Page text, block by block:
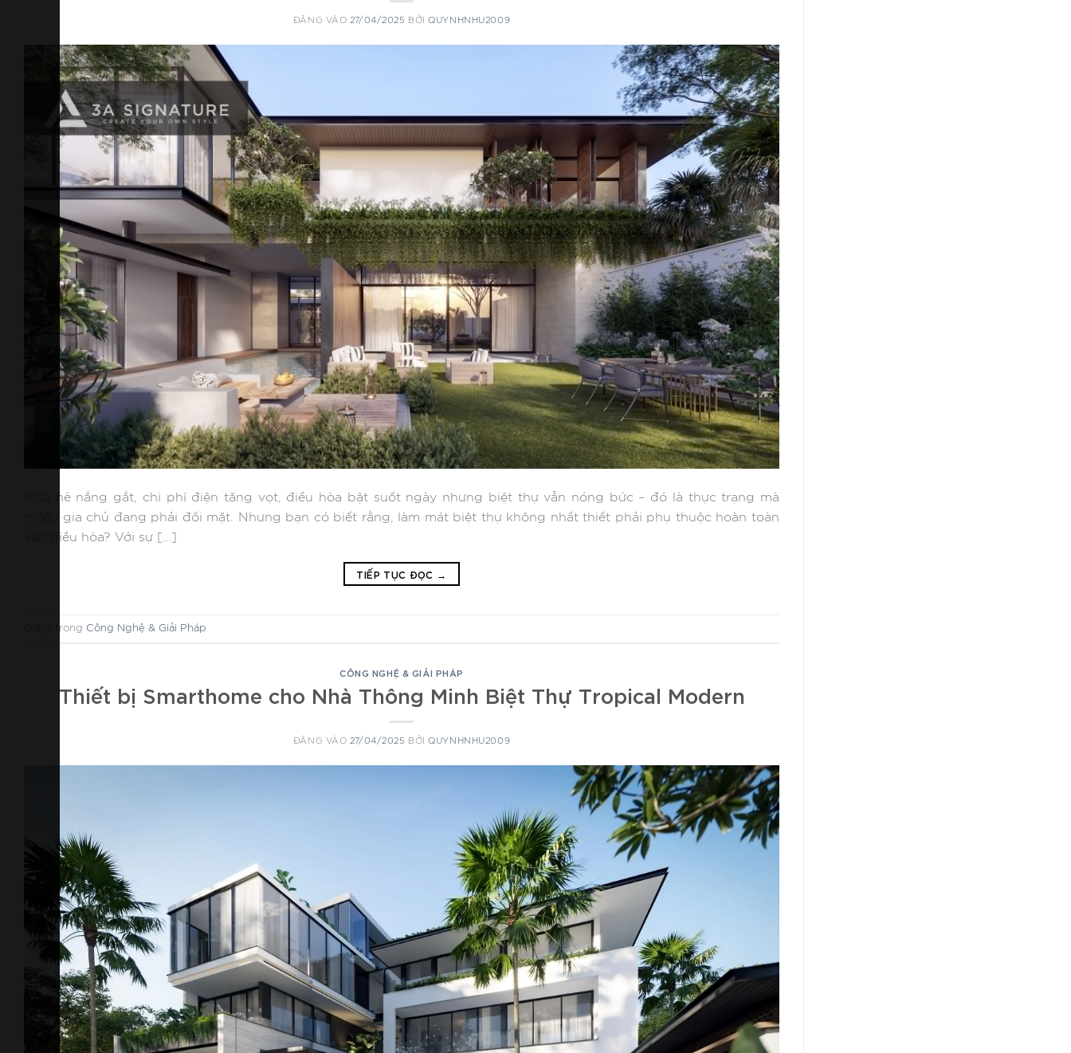
ĐĂNG VÀO 27/04/2025 BỞIQUYNHNHU2009
Mùa hè nắng gắt, chi phí điện tăng vọt, điều hòa bật suốt ngày nhưng biệt thự vẫn nóng bức – đó là thực trạng mà
nhiều gia chủ đang phải đối mặt. Nhưng bạn có biết rằng, làm mát biệt thự không nhất thiết phải phụ thuộc hoàn toàn
vào điều hòa? Với sự […]
TIẾP TỤC ĐỌC →
Đăng trong Công Nghệ & Giải Pháp
CÔNG NGHỆ & GIẢI PHÁP
Thiết bị Smarthome cho Nhà Thông Minh Biệt Thự Tropical Modern
ĐĂNG VÀO 27/04/2025 BỞIQUYNHNHU2009